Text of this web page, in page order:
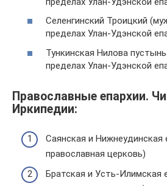
Селенгинский Троицкий
пределах Улан-Удэнской
Тункинская Нилова
пределах Улан-Удэнской
Православные епархии.
Иркипедии:
Саянская и Нижнеудинская
православная церковь)
Братская и Усть-Илимская